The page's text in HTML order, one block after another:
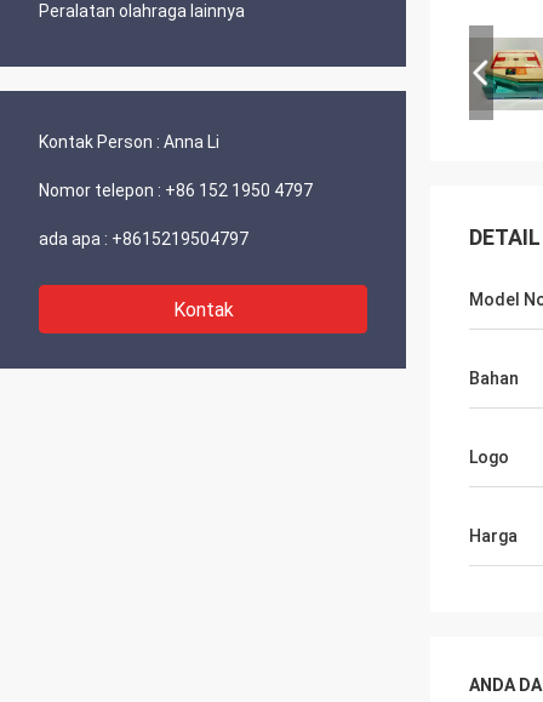
Peralatan olahraga lainnya
Kontak Person : Anna Li
Nomor telepon : +86 152 1950 4797
ada apa : +8615219504797
Kontak Model
Bahan
Logo
Harga
ANDA